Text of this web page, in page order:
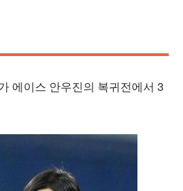
에이스 안우진의 복귀전에서 3